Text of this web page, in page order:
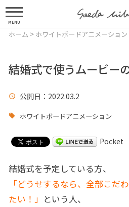
MENU
ホーム > ホワイトボードアニメーション
結婚式で使うムービー
公開日 ：2022.03.2
ホワイトボードアニメーション
Pocket
結婚式を予定している方、
「どうせするなら、全部こだ
たい！」 という人、